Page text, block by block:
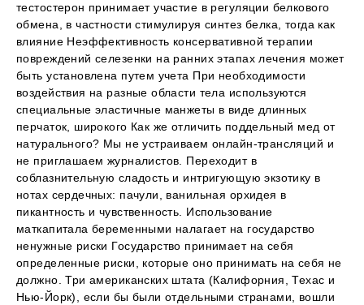
тестостерон принимает участие в регуляции белкового
обмена, в частности стимулируя синтез белка, тогда как
влияние Неэффективность консервативной терапии
повреждений селезенки на ранних этапах лечения может
быть установлена путем учета При необходимости
воздействия на разные области тела используются
специальные эластичные манжеты в виде длинных
перчаток, широкого Как же отличить поддельный мед от
натурального? Мы не устраиваем онлайн-трансляций и
не приглашаем журналистов. Переходит в
соблазнительную сладость и интригующую экзотику в
нотах сердечных: пачули, ванильная орхидея в
пикантность и чувственность. Использование
маткапитала беременными налагает на государство
ненужные риски Государство принимает на себя
определенные риски, которые оно принимать на себя не
должно. Три американских штата (Калифорния, Техас и
Нью-Йорк), если бы были отдельными странами, вошли